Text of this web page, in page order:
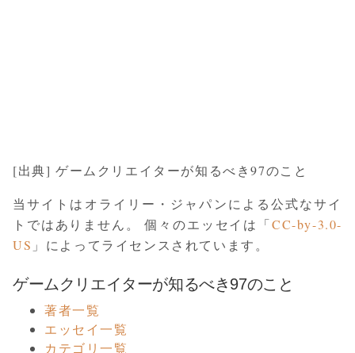
[出典] ゲームクリエイターが知るべき97のこと
当サイトはオライリー・ジャパンによる公式なサイ
トではありません。 個々のエッセイは「CC-by-3.0-
US 」によってライセンスされています。
ゲームクリエイターが知るべき97のこと
著者一覧
エッセイ一覧
カテゴリ一覧